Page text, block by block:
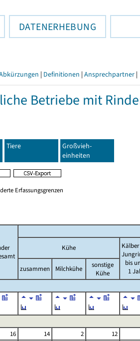
DATENERHEBUNG
| Definitionen | Ansprechpartner |
Betriebe mit
Tiere
Großvieh-
einheiten
Erfassungsgrenzen
Kühe
bis
1
zusammen Milchkühe
sonstige
Kühe
16 14 2 12